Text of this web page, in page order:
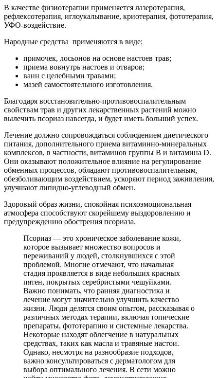
В качестве физиотерапии применяется лазеротерапия,
рефлексотерапия, иглоукалывание, криотерапия, фототерапия,
УФО-воздействие.
Народные средства применяются в виде:
примочек, лосьонов на основе настоев трав;
приема вовнутрь настоев и отваров;
ванн с целебными травами;
мазей самостоятельного изготовления.
Благодаря восстановительно-противовоспалительным
свойствам трав и других лекарственных растений можно
вылечить псориаз навсегда, и будет иметь больший успех.
Лечение должно сопровождаться соблюдением диетического
питания, дополнительного приема витаминно-минеральных
комплексов, в частности, витаминов группы В и витамина D.
Они оказывают положительное влияние на регулирование
обменных процессов, обладают противовоспалительным,
обезболивающим воздействием, ускоряют период заживления,
улучшают липидно-углеводный обмен.
Здоровый образ жизни, спокойная психоэмоциональная
атмосфера способствуют скорейшему выздоровлению и
предупреждению обострения псориаза.
Псориаз — это хроническое заболевание кожи,
которое вызывает множество вопросов и
переживаний у людей, столкнувшихся с этой
проблемой. Многие отмечают, что начальная
стадия проявляется в виде небольших красных
пятен, покрытых серебристыми чешуйками.
Важно понимать, что ранняя диагностика и
лечение могут значительно улучшить качество
жизни. Люди делятся своим опытом, рассказывая о
различных методах терапии, включая топические
препараты, фототерапию и системные лекарства.
Некоторые находят облегчение в натуральных
средствах, таких как масла и травяные настои.
Однако, несмотря на разнообразие подходов,
важно консультироваться с дерматологом для
выбора оптимального лечения. В сети можно